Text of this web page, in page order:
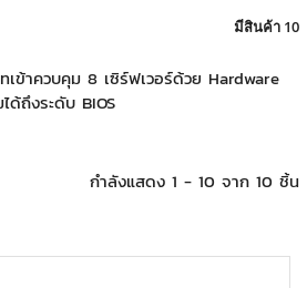
+
+
มีสินค้า 10
ข้าควบคุม 8 เซิร์ฟเวอร์ด้วย Hardware
ด้ถึงระดับ BIOS
กำลังแสดง 1 - 10 จาก 10 ชิ้น